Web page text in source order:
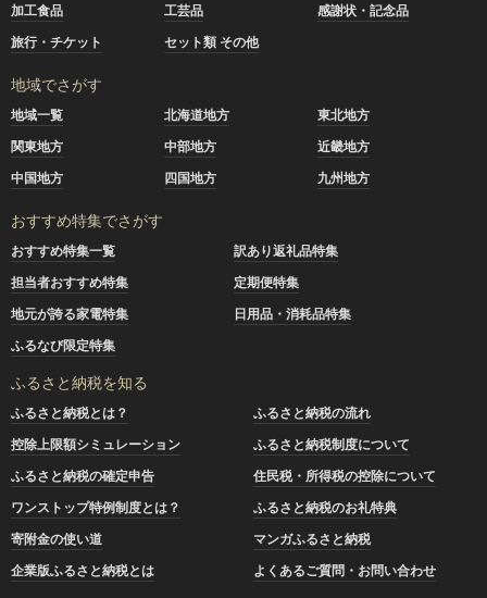
加工食品
工芸品
感謝状・記念品
旅行・チケット
セット類 その他
地域でさがす
地域一覧 北海道地方
東北地方
関東地方
中部地方
近畿地方
中国地方
四国地方 九州地方
おすすめ特集でさがす
おすすめ特集一覧
訳あり返礼品特集
担当者おすすめ特集
定期便特集
地元が誇る家電特集
日用品・消耗品特集
ふるなび限定特集
ふるさと納税を知る
ふるさと納税とは？
ふるさと納税の流れ
控除上限額シミュレーション
ふるさと納税制度について
ふるさと納税の確定申告
住民税・所得税の控除について
ワンストップ特例制度とは？
ふるさと納税のお礼特典
寄附金の使い道
マンガふるさと納税
企業版ふるさと納税とは
よくあるご質問・お問い合わせ